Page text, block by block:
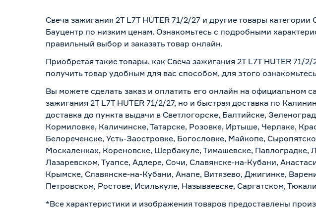
Свеча зажигания 2T L7T HUTER 71/2/27 и другие товары
Бауцентр по низким ценам. Ознакомьтесь с подробными
правильный выбор и заказать товар онлайн.
Приобретая такие товары, как Свеча зажигания 2T L7T HUTER
получить товар удобным для вас способом, для этого
Вы можете сделать заказ и оплатить его онлайн на официальном
зажигания 2T L7T HUTER 71/2/27, но и быстрая доставка по
доставка до пункта выдачи в Светлогорске, Балтийске,
Кормиловке, Каличинске, Татарске, Розовке, Иртыше, Черлаке,
Белореченске, Усть-Заостровке, Богословке, Майкопе,
Москаленках, Кореновске, Шербакуле, Тимашевске,
Лазаревском, Туапсе, Адлере, Сочи, Славянске-на-Кубани,
Крымске, Славянске-на-Кубани, Анапе, Витязево, Джигинке,
Петровском, Ростове, Исилькуле, Называевске, Саргатском,
*Все характеристики и изображения товаров предоставлены